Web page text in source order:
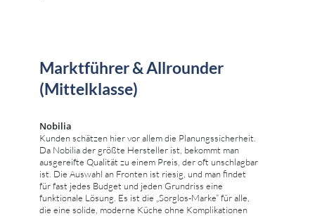
Marktführer & Allrounder
(Mittelklasse)
Nobilia
Kunden schätzen hier vor allem die Planungssicherheit.
Da Nobilia der größte Hersteller ist, bekommt man
ausgereifte Qualität zu einem Preis, der oft unschlagbar
ist. Die Auswahl an Fronten ist riesig, und man findet
für fast jedes Budget und jeden Grundriss eine
funktionale Lösung. Es ist die „Sorglos-Marke“ für alle,
die eine solide, moderne Küche ohne Komplikationen